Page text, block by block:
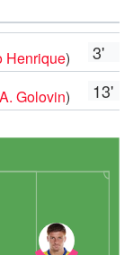
3'
Henrique)
13'
A. Golovin)